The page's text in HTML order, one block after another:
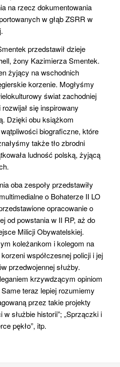
na rzecz dokumentowania
w głąb ZSRR w
przedstawił dzieje
, żony KazimierzaSmentek.
żyjący na wschodnich
korzenie. Mogłyśmy
świat zachodniej
się inspirowany
Dzięki obu książkom
biograficzne, które
także tło zbrodni
ludność polską, żyjącą
oba zespoły przedstawiły
o Bohaterze II LO
e opracowanieo
od powstania w II RP, aż do
Milicji Obywatelskiej.
koleżankom ikolegom na
współczesnej policji i jej
przedwojennej służby.
krzywdzącym opiniom
Same teraz lepiej rozumiemy
przez takie projekty
służbie historii”; „Sprzączki i
pękło”, itp.